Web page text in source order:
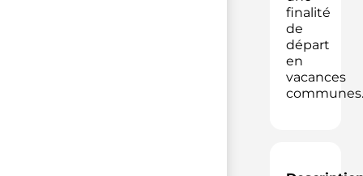
finalité
de
départ
en
vacances
communes.